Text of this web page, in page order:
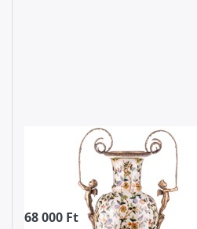
Porcelán-bronz
angyalokkal
68 000 Ft